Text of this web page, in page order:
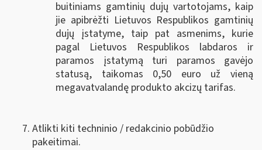
buitiniams gamtinių dujų vartotojams, kaip
jie apibrėžti Lietuvos Respublikos gamtinių
dujų įstatyme, taip pat asmenims, kurie
pagal Lietuvos Respublikos labdaros ir
paramos įstatymą turi paramos gavėjo
statusą, taikomas 0,50 euro už vieną
megavatvalandę produkto akcizų tarifas.
Atlikti kiti techninio / redakcinio pobūdžio
pakeitimai.